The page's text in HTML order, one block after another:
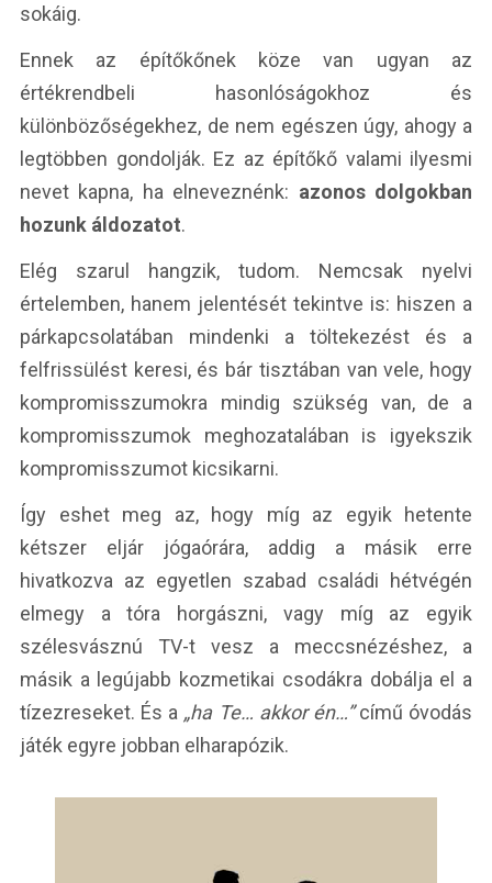
sokáig.
Ennek az építőkőnek köze van ugyan az
értékrendbeli hasonlóságokhoz és
különbözőségekhez, de nem egészen úgy, ahogy a
legtöbben gondolják. Ez az építőkő valami ilyesmi
nevet kapna, ha elneveznénk: azonos dolgokban
hozunk áldozatot.
Elég szarul hangzik, tudom. Nemcsak nyelvi
értelemben, hanem jelentését tekintve is: hiszen a
párkapcsolatában mindenki a töltekezést és a
felfrissülést keresi, és bár tisztában van vele, hogy
kompromisszumokra mindig szükség van, de a
kompromisszumok meghozatalában is igyekszik
kompromisszumot kicsikarni.
Így eshet meg az, hogy míg az egyik hetente
kétszer eljár jógaórára, addig a másik erre
hivatkozva az egyetlen szabad családi hétvégén
elmegy a tóra horgászni, vagy míg az egyik
szélesvásznú TV-t vesz a meccsnézéshez, a
másik a legújabb kozmetikai csodákra dobálja el a
tízezreseket. És a „ha Te… akkor én…”című óvodás
játék egyre jobban elharapózik.